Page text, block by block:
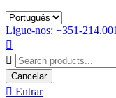
Ligue-nos: +351-


Cancelar
 Entrar